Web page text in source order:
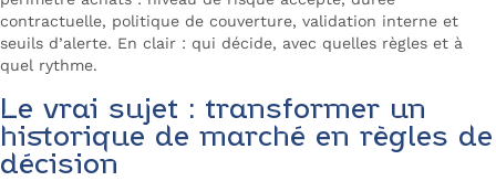
contractuelle, politique de couverture, validation interne et
seuils d’alerte. En clair : qui décide, avec quelles règles et à
quel rythme.
Le vrai sujet : transformer un
historique de marché en règles de
décision